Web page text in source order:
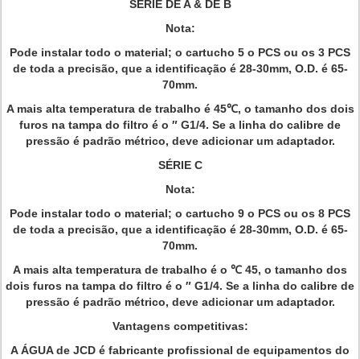
SÉRIE DE A & DE B
Nota:
Pode instalar todo o material; o cartucho 5 o PCS ou os 3 PCS
de toda a precisão, que a identificação é 28-30mm, O.D. é 65-
70mm.
A mais alta temperatura de trabalho é 45℃, o tamanho dos dois
furos na tampa do filtro é o ″ G1/4. Se a linha do calibre de
pressão é padrão métrico, deve adicionar um adaptador.
SÉRIE C
Nota:
Pode instalar todo o material; o cartucho 9 o PCS ou os 8 PCS
de toda a precisão, que a identificação é 28-30mm, O.D. é 65-
70mm.
A mais alta temperatura de trabalho é o ℃ 45, o tamanho dos
dois furos na tampa do filtro é o ″ G1/4. Se a linha do calibre de
pressão é padrão métrico, deve adicionar um adaptador.
Vantagens competitivas:
A ÁGUA de JCD é fabricante profissional de equipamentos do